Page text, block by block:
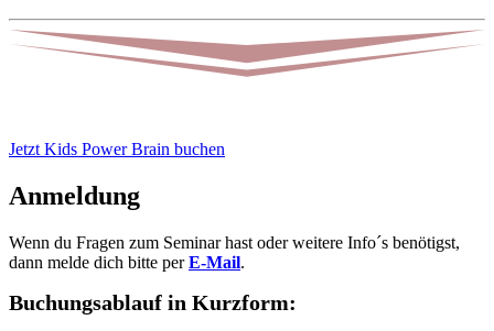
Jetzt Kids Power Brain buchen
Anmeldung
Wenn du Fragen zum Seminar hast oder weitere Info´s benötigst,
dann melde dich bitte per E-Mail.
Buchungsablauf in Kurzform: